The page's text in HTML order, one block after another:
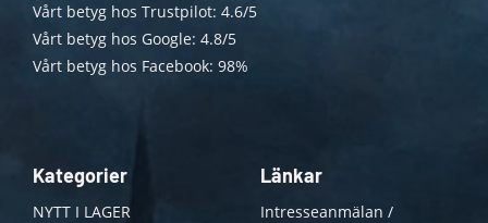
Vårt betyg hos Trustpilot: 4.6/5
Vårt betyg hos Google: 4.8/5
Vårt betyg hos Facebook: 98%
Kategorier
NYTT I LAGER
Länkar
Intresseanmälan /